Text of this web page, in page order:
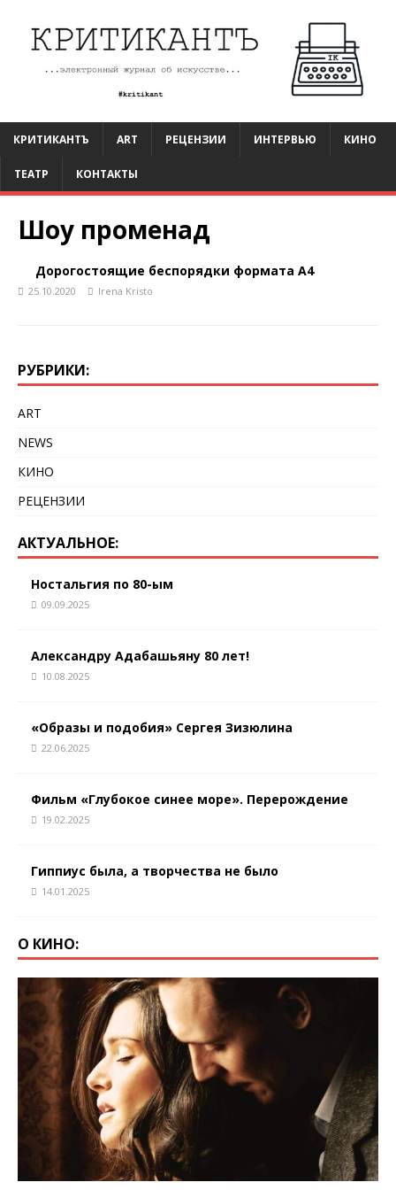
КРИТИКАНТЪ ART РЕЦЕНЗИИ ИНТЕРВЬЮ КИНО
ТЕАТР КОНТАКТЫ
Шоу променад
Дорогостоящие беспорядки формата А4
25.10.2020 Irena Kristo
РУБРИКИ:
ART
NEWS
КИНО
РЕЦЕНЗИИ
АКТУАЛЬНОЕ:
Ностальгия по 80-ым
09.09.2025
Александру Адабашьяну 80 лет!
10.08.2025
«Образы и подобия» Сергея Зизюлина
22.06.2025
Фильм «Глубокое синее море». Перерождение
19.02.2025
Гиппиус была, а творчества не было
14.01.2025
О КИНО: